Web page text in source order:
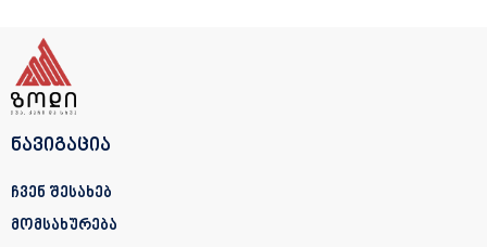
ნავიგაცია
ჩვენ შესახებ
მომსახურება